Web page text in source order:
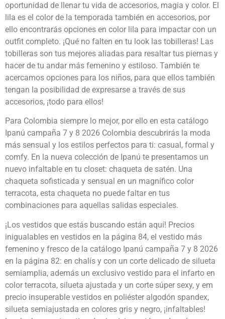
oportunidad de llenar tu vida de accesorios, magia y color. El
lila es el color de la temporada también en accesorios, por
ello encontrarás opciones en color lila para impactar con un
outfit completo. ¡Qué no falten en tu look las tobilleras! Las
tobilleras son tus mejores aliadas para resaltar tus piernas y
hacer de tu andar más femenino y estiloso. También te
acercamos opciones para los niños, para que ellos también
tengan la posibilidad de expresarse a través de sus
accesorios, ¡todo para ellos!
Para Colombia siempre lo mejor, por ello en esta catálogo
Ipanú campaña 7 y 8 2026 Colombia descubrirás la moda
más sensual y los estilos perfectos para ti: casual, formal y
comfy. En la nueva colección de Ipanú te presentamos un
nuevo infaltable en tu closet: chaqueta de satén. Una
chaqueta sofisticada y sensual en un magnífico color
terracota, esta chaqueta no puede faltar en tus
combinaciones para aquellas salidas especiales.
¡Los vestidos que estás buscando están aquí! Precios
inigualables en vestidos en la página 84, el vestido más
femenino y fresco de la catálogo Ipanú campaña 7 y 8 2026
en la página 82: en chalís y con un corte delicado de silueta
semiamplia, además un exclusivo vestido para el infarto en
color terracota, silueta ajustada y un corte súper sexy, y em
precio insuperable vestidos en poliéster algodón spandex,
silueta semiajustada en colores gris y negro, ¡infaltables!